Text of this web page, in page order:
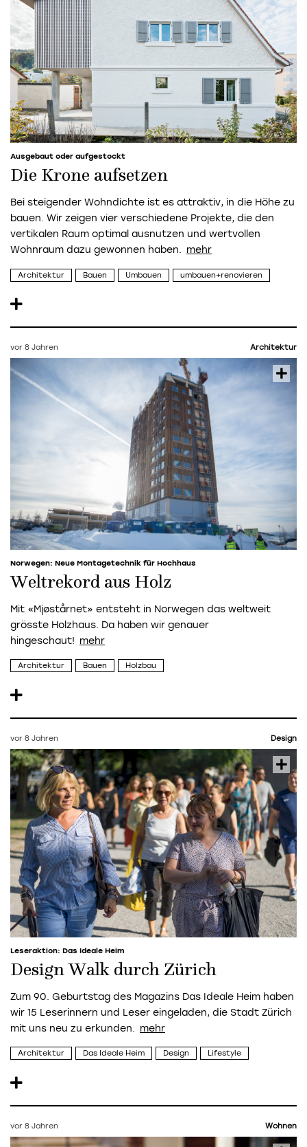
Ausgebaut oder aufgestockt
Die Krone aufsetzen
Bei steigender Wohndichte ist es attraktiv, in die Höhe zu
bauen. Wir zeigen vier verschiedene Projekte, die den
vertikalen Raum optimal ausnutzen und wertvollen
Wohnraum dazu gewonnen haben.
Architektur Bauen Umbauen umbauen+renovieren
vor 8 Jahren Architektur
Norwegen: Neue Montagetechnik für Hochhaus
Weltrekord aus Holz
Mit «Mjøstårnet» entsteht in Norwegen das weltweit
grösste Holzhaus. Da haben wir genauer
hingeschaut!
Architektur Bauen Holzbau
vor 8 Jahren Design
Leseraktion: Das Ideale Heim
Design Walk durch Zürich
Zum 90. Geburtstag des Magazins Das Ideale Heim haben
wir 15 Leserinnern und Leser eingeladen, die Stadt Zürich
mit uns neu zu erkunden.
Architektur Das Ideale Heim Design Lifestyle
vor 8 Jahren Wohnen